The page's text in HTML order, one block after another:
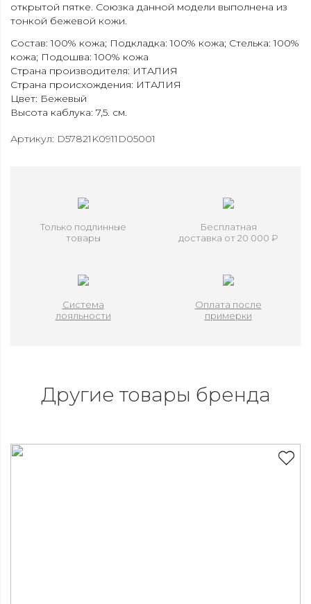
открытой пятке. Союзка данной модели выполнена из
тонкой бежевой кожи.
Состав: 100% кожа; Подкладка: 100% кожа; Стелька: 100%
кожа; Подошва: 100% кожа
Страна производителя: ИТАЛИЯ
Страна происхождения: ИТАЛИЯ
Цвет: Бежевый
Высота каблука: 7,5. см.
Артикул: D57821K0911D05001
Только подлинные
товары
Бесплатная
доставка от 20 000 ₽
Система
лояльности
Оплата после
примерки
Другие товары бренда